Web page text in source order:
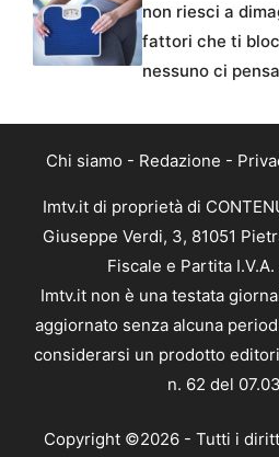
non riesci a
fattori che ti
nessuno ci
Chi siamo - Redazione -
Imtv.it di proprietà di
Giuseppe Verdi, 3, 81051
Fiscale e Partita
Imtv.it non è una testata
aggiornato senza alcuna
considerarsi un prodotto
n. 62 del
Copyright ©2026 - Tutti i